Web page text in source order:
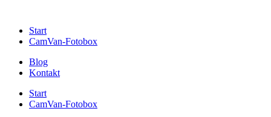
Start
CamVan-Fotobox
Blog
Kontakt
Start
CamVan-Fotobox